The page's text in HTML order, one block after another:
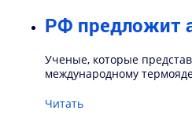
РФ предложит
Ученые, которые
международному
Читать